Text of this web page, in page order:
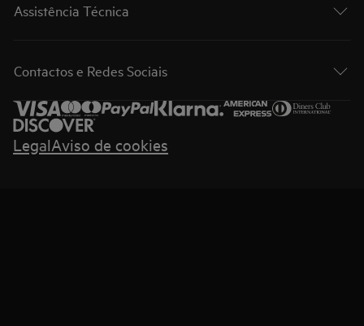
Assistência Técnica
Contactos e Redes Sociais
LegalAviso de cookies